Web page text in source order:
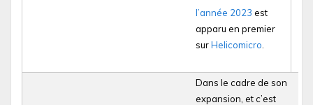
l’année 2023 est
apparu en premier
surHelicomicro
Dans le cadre de son
expansion, et c’est